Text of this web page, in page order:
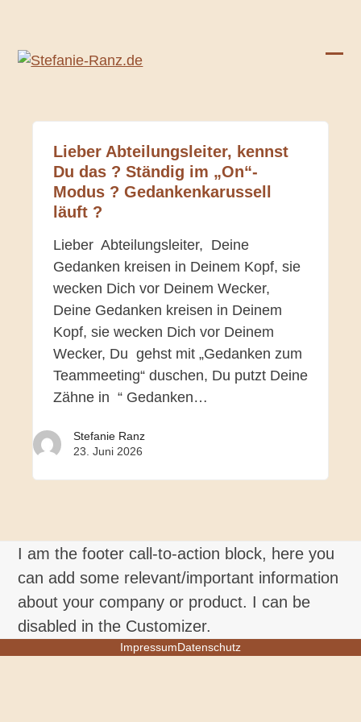
content
Lieber Abteilungsleiter, kennst
Du das ? Ständig im „On“-
Modus ? Gedankenkarussell
läuft ?
Lieber Abteilungsleiter, Deine
Gedanken kreisen in Deinem Kopf, sie
wecken Dich vor Deinem Wecker,
Deine Gedanken kreisen in Deinem
Kopf, sie wecken Dich vor Deinem
Wecker, Du gehst mit „Gedanken zum
Teammeeting“ duschen, Du putzt Deine
Zähne in “ Gedanken…
Stefanie Ranz
23. Juni 2026
I am the footer call-to-action block, here you
can add some relevant/important information
about your company or product. I can be
disabled in the Customizer.
ImpressumDatenschutz